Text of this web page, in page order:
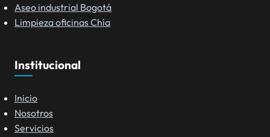
Aseo industrial Bogotá
Limpieza oficinas Chía
Institucional
Inicio
Nosotros
Servicios